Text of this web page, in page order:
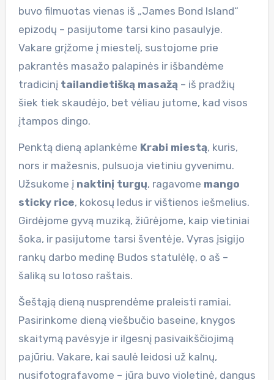
buvo filmuotas vienas iš „James Bond Island“
epizodų – pasijutome tarsi kino pasaulyje.
Vakare grįžome į miestelį, sustojome prie
pakrantės masažo palapinės ir išbandėme
tradicinį tailandietišką masažą – iš pradžių
šiek tiek skaudėjo, bet vėliau jutome, kad visos
įtampos dingo.
Penktą dieną aplankėme Krabi miestą, kuris,
nors ir mažesnis, pulsuoja vietiniu gyvenimu.
Užsukome į naktinį turgų, ragavome mango
sticky rice, kokosų ledus ir vištienos iešmelius.
Girdėjome gyvą muziką, žiūrėjome, kaip vietiniai
šoka, ir pasijutome tarsi šventėje. Vyras įsigijo
rankų darbo medinę Budos statulėlę, o aš –
šaliką su lotoso raštais.
Šeštąją dieną nusprendėme praleisti ramiai.
Pasirinkome dieną viešbučio baseine, knygos
skaitymą pavėsyje ir ilgesnį pasivaikščiojimą
pajūriu. Vakare, kai saulė leidosi už kalnų,
nusifotografavome – jūra buvo violetinė, dangus